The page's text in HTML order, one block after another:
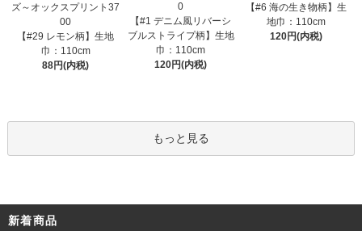
ズ～オックスプリント37
00
【#29 レモン柄】生地
巾：110cm
88円(内税)
0
【#1 デニム風リバーシ
ブルストライプ柄】生地
巾：110cm
120円(内税)
【#6 海の生き物柄】生
地巾：110cm
120円(内税)
もっと見る
新着商品